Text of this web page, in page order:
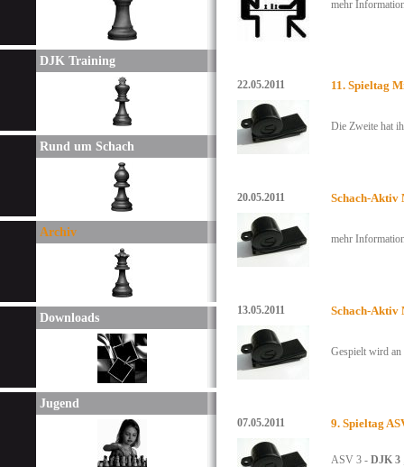
DJK Training
Rund um Schach
Archiv
Downloads
Jugend
mehr
22.05.2011 11. Spieltag
Die Zweite hat
20.05.2011 Schach-Aktiv
mehr
13.05.2011 Schach-Aktiv
Gespielt wird
07.05.2011 9. Spieltag
ASV 3 - DJK 3